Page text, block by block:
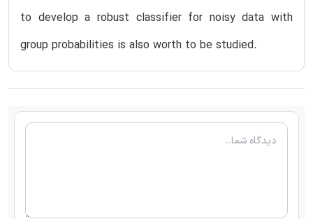
to develop a robust classifier for noisy data with
group probabilities is also worth to be studied.